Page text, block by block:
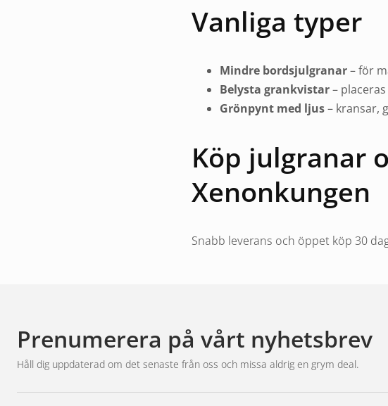
Vanliga typer
Mindre bordsjulgranar– för
Belysta grankvistar–
Grönpynt med ljus– kransar,
Köp julgranar
Xenonkungen
Snabb leverans och öppet köp 30
Prenumerera på vårt nyhetsbrev
Håll dig uppdaterad om det senaste från oss och missa aldrig en grym deal.